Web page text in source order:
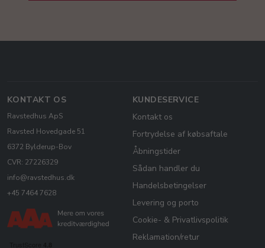
KONTAKT OS
Ravstedhus ApS
Ravsted Hovedgade 51
6372 Bylderup-Bov
CVR: 27226329
info@ravstedhus.dk
+45 7464 7628
KUNDESERVICE
Kontakt os
Fortrydelse af købsaftale
Åbningstider
Sådan handler du
Handelsbetingelser
Levering og porto
Cookie- & Privatlivspolitik
Reklamation/retur